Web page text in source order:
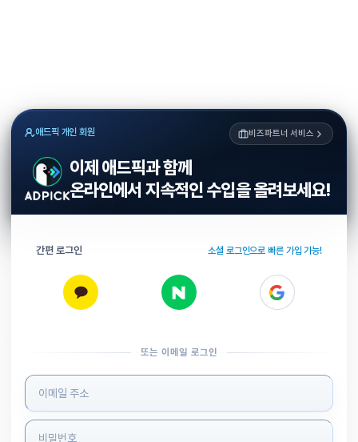
애드픽 개인 회원 비즈파트너 서비스
이제 애드픽과 함께
온라인에서 지속적인 수입을 올려보세요!
간편 로그인 소셜 로그인으로 빠른 가입 가능!
또는 이메일 로그인
로그인 정보 입력